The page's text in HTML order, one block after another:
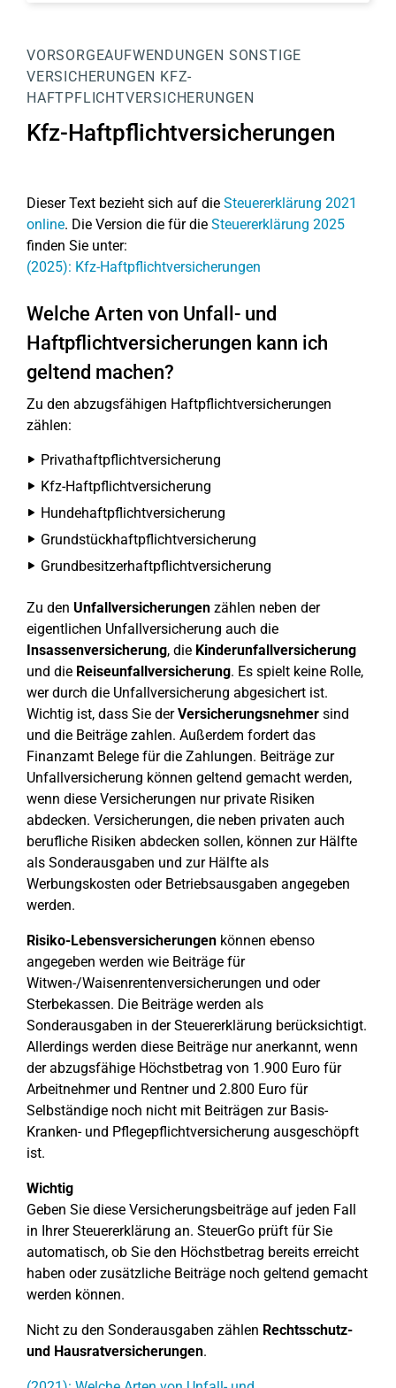
VORSORGEAUFWENDUNGEN SONSTIGE
VERSICHERUNGEN KFZ-
HAFTPFLICHTVERSICHERUNGEN
Kfz-Haftpflichtversicherungen
Dieser Text bezieht sich auf die Steuererklärung 2021
online. Die Version die für die Steuererklärung 2025
finden Sie unter:
(2025): Kfz-Haftpflichtversicherungen
Welche Arten von Unfall- und
Haftpflichtversicherungen kann ich
geltend machen?
Zu den abzugsfähigen Haftpflichtversicherungen
zählen:
Privathaftpflichtversicherung
Kfz-Haftpflichtversicherung
Hundehaftpflichtversicherung
Grundstückhaftpflichtversicherung
Grundbesitzerhaftpflichtversicherung
Zu den Unfallversicherungen zählen neben der
eigentlichen Unfallversicherung auch die
Insassenversicherung, die Kinderunfallversicherung
und die Reiseunfallversicherung. Es spielt keine Rolle,
wer durch die Unfallversicherung abgesichert ist.
Wichtig ist, dass Sie derVersicherungsnehmer sind
und die Beiträge zahlen. Außerdem fordert das
Finanzamt Belege für die Zahlungen. Beiträge zur
Unfallversicherung können geltend gemacht werden,
wenn diese Versicherungen nur private Risiken
abdecken. Versicherungen, die neben privaten auch
berufliche Risiken abdecken sollen, können zur Hälfte
als Sonderausgaben und zur Hälfte als
Werbungskosten oder Betriebsausgaben angegeben
werden.
Risiko-Lebensversicherungen können ebenso
angegeben werden wie Beiträge für
Witwen-/Waisenrentenversicherungen und oder
Sterbekassen. Die Beiträge werden als
Sonderausgaben in der Steuererklärung berücksichtigt.
Allerdings werden diese Beiträge nur anerkannt, wenn
der abzugsfähige Höchstbetrag von 1.900 Euro für
Arbeitnehmer und Rentner und 2.800 Euro für
Selbständige noch nicht mit Beiträgen zur Basis-
Kranken- und Pflegepflichtversicherung ausgeschöpft
ist.
Wichtig
Geben Sie diese Versicherungsbeiträge auf jeden Fall
in Ihrer Steuererklärung an. SteuerGo prüft für Sie
automatisch, ob Sie den Höchstbetrag bereits erreicht
haben oder zusätzliche Beiträge noch geltend gemacht
werden können.
Nicht zu den Sonderausgaben zählen Rechtsschutz-
und Hausratversicherungen.